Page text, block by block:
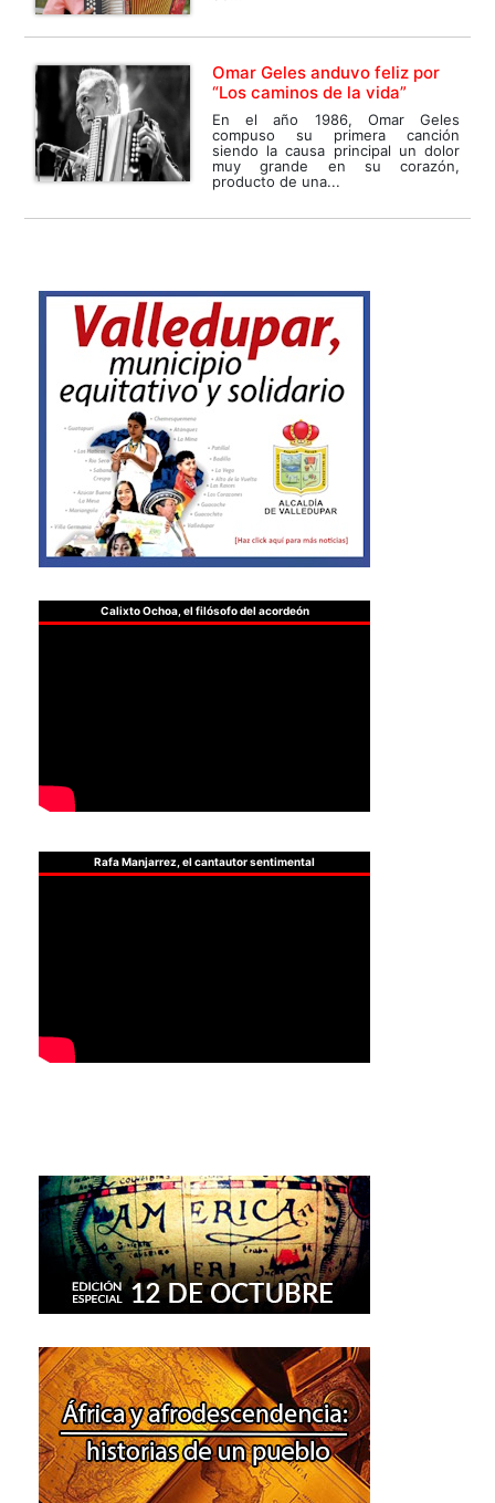
Omar Geles anduvo feliz por
“Los caminos de la vida”
En el año 1986, Omar Geles
compuso su primera canción
siendo la causa principal un dolor
muy grande en su corazón,
producto de una...
Calixto Ochoa, el filósofo del acordeón
Rafa Manjarrez, el cantautor sentimental